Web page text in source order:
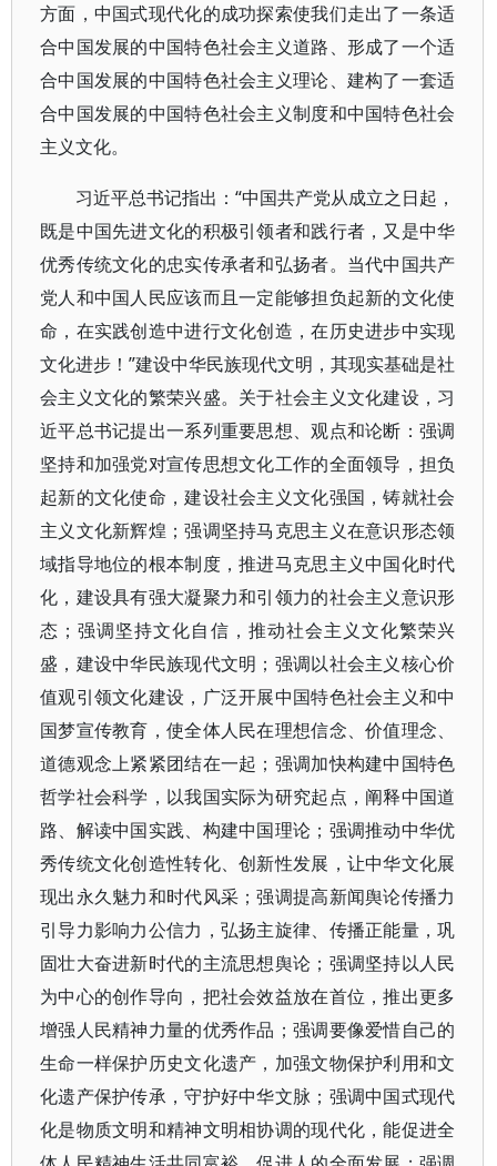
方面，中国式现代化的成功探索使我们走出了一条适
合中国发展的中国特色社会主义道路、形成了一个适
合中国发展的中国特色社会主义理论、建构了一套适
合中国发展的中国特色社会主义制度和中国特色社会
主义文化。
习近平总书记指出：“中国共产党从成立之日起，
既是中国先进文化的积极引领者和践行者，又是中华
优秀传统文化的忠实传承者和弘扬者。当代中国共产
党人和中国人民应该而且一定能够担负起新的文化使
命，在实践创造中进行文化创造，在历史进步中实现
文化进步！”建设中华民族现代文明，其现实基础是社
会主义文化的繁荣兴盛。关于社会主义文化建设，习
近平总书记提出一系列重要思想、观点和论断：强调
坚持和加强党对宣传思想文化工作的全面领导，担负
起新的文化使命，建设社会主义文化强国，铸就社会
主义文化新辉煌；强调坚持马克思主义在意识形态领
域指导地位的根本制度，推进马克思主义中国化时代
化，建设具有强大凝聚力和引领力的社会主义意识形
态；强调坚持文化自信，推动社会主义文化繁荣兴
盛，建设中华民族现代文明；强调以社会主义核心价
值观引领文化建设，广泛开展中国特色社会主义和中
国梦宣传教育，使全体人民在理想信念、价值理念、
道德观念上紧紧团结在一起；强调加快构建中国特色
哲学社会科学，以我国实际为研究起点，阐释中国道
路、解读中国实践、构建中国理论；强调推动中华优
秀传统文化创造性转化、创新性发展，让中华文化展
现出永久魅力和时代风采；强调提高新闻舆论传播力
引导力影响力公信力，弘扬主旋律、传播正能量，巩
固壮大奋进新时代的主流思想舆论；强调坚持以人民
为中心的创作导向，把社会效益放在首位，推出更多
增强人民精神力量的优秀作品；强调要像爱惜自己的
生命一样保护历史文化遗产，加强文物保护利用和文
化遗产保护传承，守护好中华文脉；强调中国式现代
化是物质文明和精神文明相协调的现代化，能促进全